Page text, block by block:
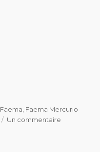
Faema Faema Mercurio
Un commentaire